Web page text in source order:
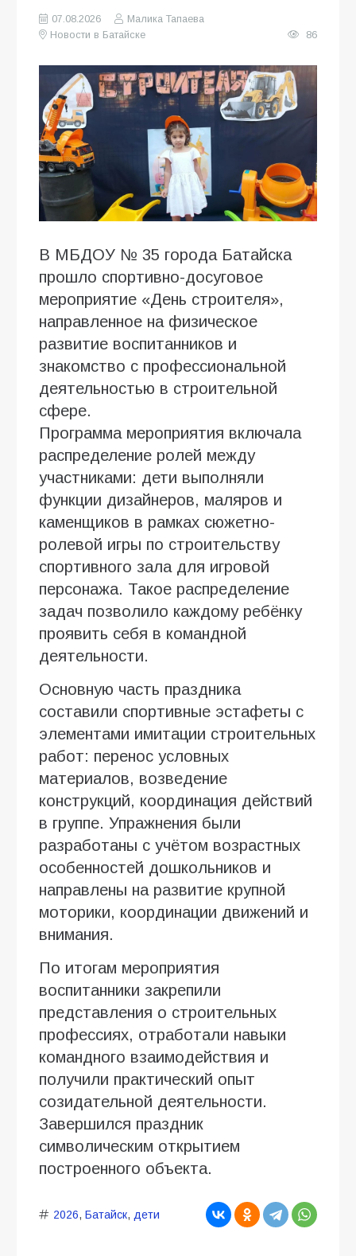
07.08.2026
Малика Тапаева
Новости в Батайске
86
В МБДОУ № 35 города Батайска
прошло спортивно-досуговое
мероприятие «День строителя»,
направленное на физическое
развитие воспитанников и
знакомство с профессиональной
деятельностью в строительной
сфере.
Программа мероприятия включала
распределение ролей между
участниками: дети выполняли
функции дизайнеров, маляров и
каменщиков в рамках сюжетно-
ролевой игры по строительству
спортивного зала для игровой
персонажа. Такое распределение
задач позволило каждому ребёнку
проявить себя в командной
деятельности.
Основную часть праздника
составили спортивные эстафеты с
элементами имитации строительных
работ: перенос условных
материалов, возведение
конструкций, координация действий
в группе. Упражнения были
разработаны с учётом возрастных
особенностей дошкольников и
направлены на развитие крупной
моторики, координации движений и
внимания.
По итогам мероприятия
воспитанники закрепили
представления о строительных
профессиях, отработали навыки
командного взаимодействия и
получили практический опыт
созидательной деятельности.
Завершился праздник
символическим открытием
построенного объекта.
2026, Батайск, дети